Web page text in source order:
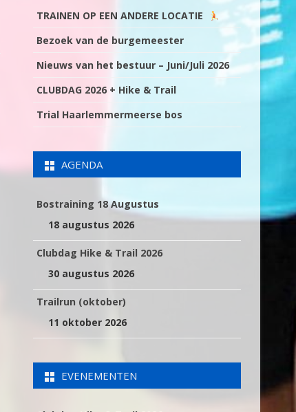
TRAINEN OP EEN ANDERE LOCATIE
Bezoek van de burgemeester
Nieuws van het bestuur – Juni/Juli 2026
CLUBDAG 2026 + Hike & Trail
Trial Haarlemmermeerse bos
AGENDA
Bostraining 18 Augustus
18 augustus 2026
Clubdag Hike & Trail 2026
30 augustus 2026
Trailrun (oktober)
11 oktober 2026
EVENEMENTEN